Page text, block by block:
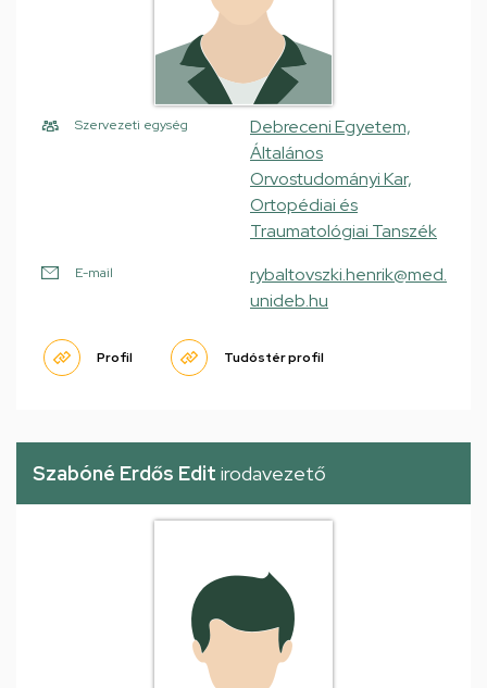
Szervezeti egység
Debreceni Egyetem,
Általános
Orvostudományi Kar,
Ortopédiai és
Traumatológiai Tanszék
E-mail
rybaltovszki.henrik@med.
unideb.hu
Profil Tudóstér profil
Szabóné Erdős Edit irodavezető